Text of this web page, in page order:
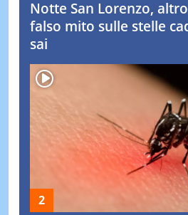
Notte San Lorenzo,
falso mito sulle stelle
sai